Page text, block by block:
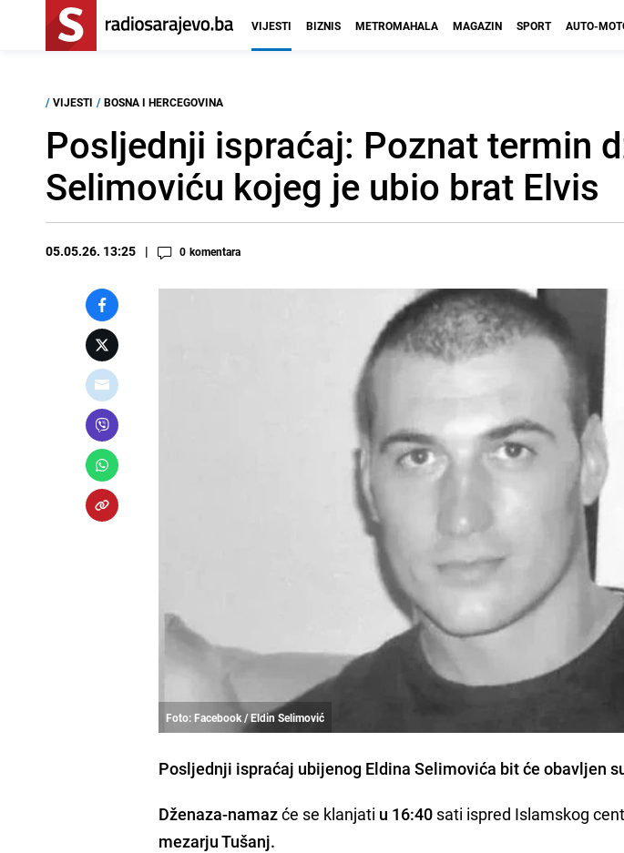
VIJESTI BIZNIS METROMAHALA MAGAZIN SPORT AUTO-
/ VIJESTI / BOSNA I HERCEGOVINA
Posljednji ispraćaj: Poznat termin
Selimoviću kojeg je ubio brat Elvis
05.05.26. 13:25 0 komentara
Foto: Facebook / Eldin Selimović
Posljednji ispraćaj ubijenog Eldina Selimovića bit će obavljen
Dženaza-namazće se klanjati u 16:40 sati ispred Islamskog
mezarju Tušanj.